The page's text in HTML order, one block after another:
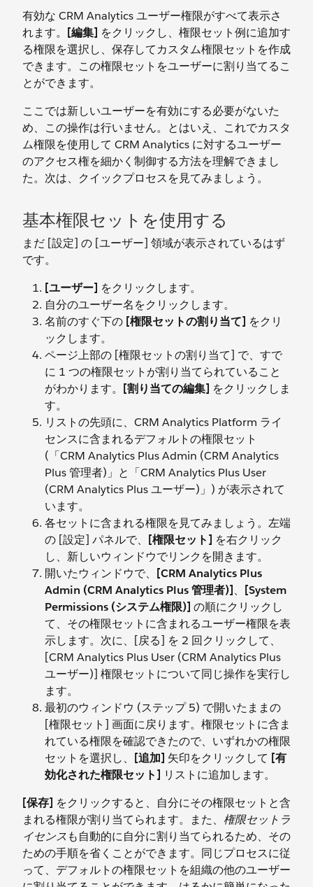
有効な CRM Analytics ユーザー権限がすべて表示さ
れます。
[編集] をクリックし、権限セット例に追加す
る権限を選択し、保存してカスタム権限セットを作成
できます。この権限セットをユーザーに割り当てるこ
とができます。
ここでは新しいユーザーを有効にする必要がないた
め、この操作は行いません。とはいえ、これでカスタ
ム権限を使用して CRM Analytics に対するユーザー
のアクセス権を細かく制御する方法を理解できまし
た。次は、クイックプロセスを見てみましょう。
基本権限セットを使用する
まだ [設定] の [ユーザー] 領域が表示されているはず
です。
[ユーザー] をクリックします。
自分のユーザー名をクリックします。
名前のすぐ下の [権限セットの割り当て] をクリ
ックします。
ページ上部の [権限セットの割り当て] で、すで
に 1 つの権限セットが割り当てられていること
がわかります。
[割り当ての編集] をクリックしま
す。
リストの先頭に、CRM Analytics Platform ライ
センスに含まれるデフォルトの権限セット
(「CRM Analytics Plus Admin (CRM Analytics
Plus 管理者)」と「CRM Analytics Plus User
(CRM Analytics Plus ユーザー)」) が表示されて
います。
各セットに含まれる権限を見てみましょう。左端
の [設定] パネルで、
[権限セット] を右クリック
し、新しいウィンドウでリンクを開きます。
開いたウィンドウで、
[CRM Analytics Plus
Admin (CRM Analytics Plus 管理者)] 、
[System
Permissions (システム権限)] の順にクリックし
て、その権限セットに含まれるユーザー権限を表
示します。次に、[戻る] を 2 回クリックして、
[CRM Analytics Plus User (CRM Analytics Plus
ユーザー)] 権限セットについて同じ操作を実行し
ます。
最初のウィンドウ (ステップ 5) で開いたままの
[権限セット] 画面に戻ります。権限セットに含ま
れている権限を確認できたので、いずれかの権限
セットを選択し、
[追加] 矢印をクリックして [有
効化された権限セット] リストに追加します。
[保存] をクリックすると、自分にその権限セットと含
まれる権限が割り当てられます。また、 権限セットラ
イセンスも自動的に自分に割り当てられるため、その
ための手順を省くことができます。同じプロセスに従
って、デフォルトの権限セットを組織の他のユーザー